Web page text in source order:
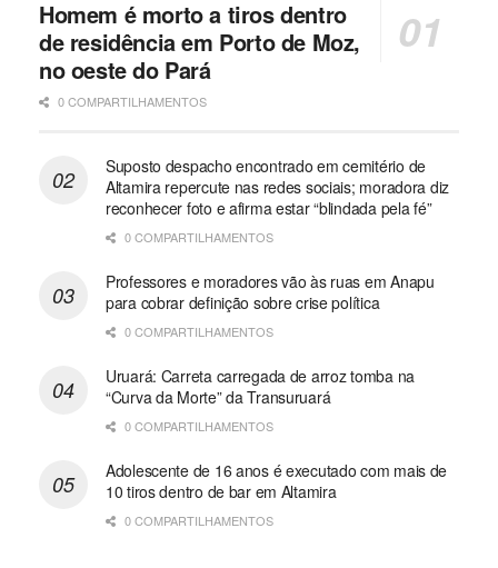
Homem é morto a tiros dentro
de residência em Porto de Moz,
no oeste do Pará
0 COMPARTILHAMENTOS
Suposto despacho encontrado em cemitério de
Altamira repercute nas redes sociais; moradora diz
reconhecer foto e afirma estar “blindada pela fé”
0 COMPARTILHAMENTOS
Professores e moradores vão às ruas em Anapu
para cobrar definição sobre crise política
0 COMPARTILHAMENTOS
Uruará: Carreta carregada de arroz tomba na
“Curva da Morte” da Transuruará
0 COMPARTILHAMENTOS
Adolescente de 16 anos é executado com mais de
10 tiros dentro de bar em Altamira
0 COMPARTILHAMENTOS